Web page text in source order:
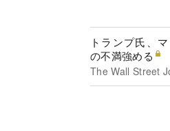
トランプ氏、
の不満強める
The Wall Street